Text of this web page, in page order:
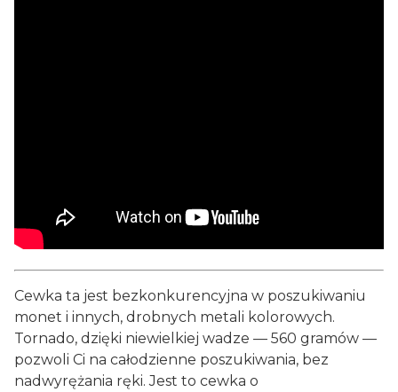
Cewka ta jest bezkonkurencyjna w poszukiwaniu
monet i innych, drobnych metali kolorowych.
Tornado, dzięki niewielkiej wadze — 560 gramów —
pozwoli Ci na całodzienne poszukiwania, bez
nadwyrężania ręki. Jest to cewka o